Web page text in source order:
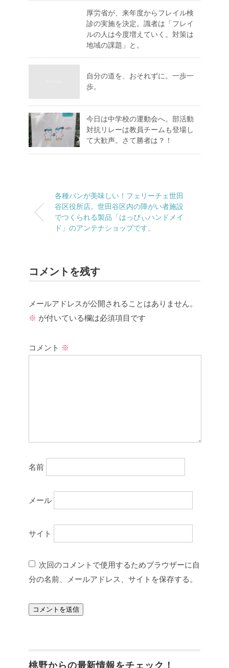
厚労省が、来年度からフレイル検
診の実施を決定。識者は「フレイ
ルの人は今度増えていく。対策は
地域の課題」と。
自分の道を、おそれずに。一歩一
歩。
今日は中学校の運動会へ。部活動
対抗リレーは教員チームも登場し
て大歓声。さて勝者は？！
各種パンが美味しい！フェリーチェ世田
谷区役所店。世田谷区内の障がい者施設
でつくられる製品「はっぴぃハンドメイ
ド」のアンテナショップです。
コメントを残す
メールアドレスが公開されることはありません。
※ が付いている欄は必須項目です
コメント ※
名前
メール
サイト
次回のコメントで使用するためブラウザーに自
分の名前、メールアドレス、サイトを保存する。
桃野からの最新情報をチェック！